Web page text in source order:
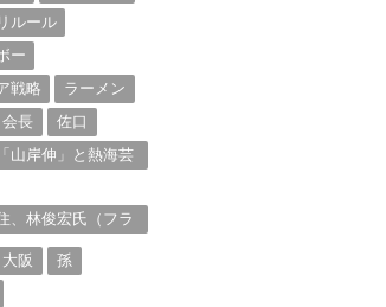
ルール
ー
戦略
ラーメン
会長
佐口
山岸伸」と熱海芸
、林俊宏氏（フラ
大阪
孫